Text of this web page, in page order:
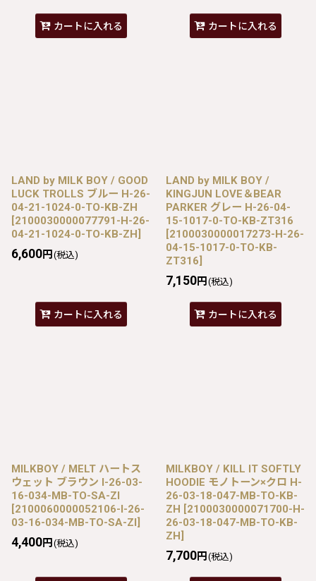
カートに入れる カートに入れる
LAND by MILK BOY / GOOD
LUCK TROLLS ブルー H-26-
04-21-1024-0-TO-KB-ZH
[2100030000077791-H-26-
04-21-1024-0-TO-KB-ZH]
6,600円 (税込)
カートに入れる
LAND by MILK BOY /
KINGJUN LOVE＆BEAR
PARKER グレー H-26-04-
15-1017-0-TO-KB-ZT316
[2100030000017273-H-26-
04-15-1017-0-TO-KB-
ZT316]
7,150円 (税込)
カートに入れる
MILKBOY / MELT ハートス
ウェット ブラウン I-26-03-
16-034-MB-TO-SA-ZI
[2100060000052106-I-26-
03-16-034-MB-TO-SA-ZI]
4,400円 (税込)
MILKBOY / KILL IT SOFTLY
HOODIE モノトーン×クロ H-
26-03-18-047-MB-TO-KB-
ZH [2100030000071700-H-
26-03-18-047-MB-TO-KB-
ZH]
7,700円 (税込)